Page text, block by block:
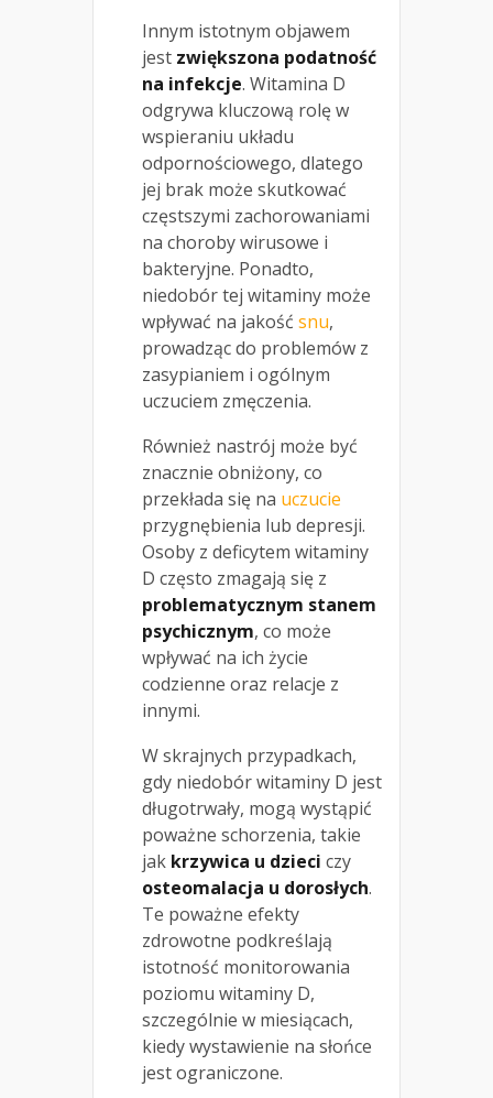
Innym istotnym objawem
jest zwiększona podatność
na infekcje. Witamina D
odgrywa kluczową rolę w
wspieraniu układu
odpornościowego, dlatego
jej brak może skutkować
częstszymi zachorowaniami
na choroby wirusowe i
bakteryjne. Ponadto,
niedobór tej witaminy może
wpływać na jakość snu,
prowadząc do problemów z
zasypianiem i ogólnym
uczuciem zmęczenia.
Również nastrój może być
znacznie obniżony, co
przekłada się na uczucie
przygnębienia lub depresji.
Osoby z deficytem witaminy
D często zmagają się z
problematycznym stanem
psychicznym, co może
wpływać na ich życie
codzienne oraz relacje z
innymi.
W skrajnych przypadkach,
gdy niedobór witaminy D jest
długotrwały, mogą wystąpić
poważne schorzenia, takie
jak krzywica u dzieci czy
osteomalacja u dorosłych.
Te poważne efekty
zdrowotne podkreślają
istotność monitorowania
poziomu witaminy D,
szczególnie w miesiącach,
kiedy wystawienie na słońce
jest ograniczone.